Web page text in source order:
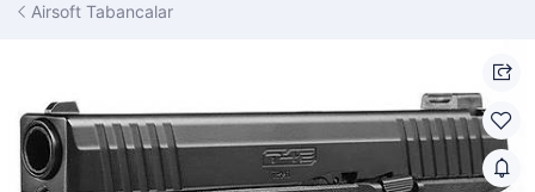
Airsoft Tabancalar